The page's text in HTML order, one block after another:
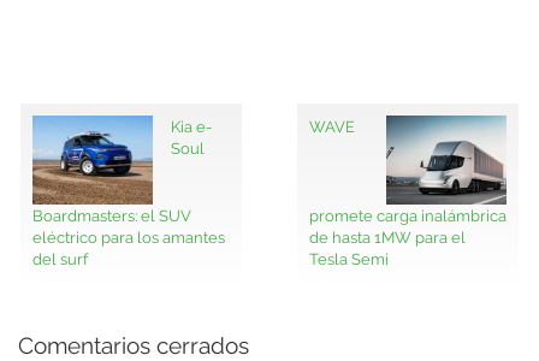
Kia e-
Soul
Boardmasters: el SUV
eléctrico para los amantes
del surf
WAVE
promete carga inalámbrica
de hasta 1MW para el
Tesla Semi
Comentarios cerrados